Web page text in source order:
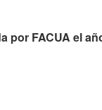
por FACUA el